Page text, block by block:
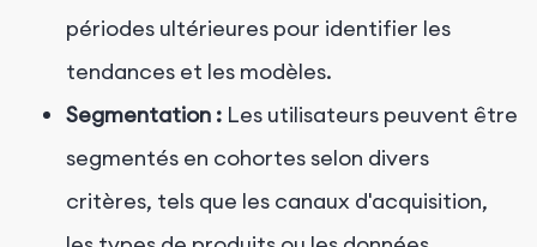
périodes ultérieures pour identifier les
tendances et les modèles.
Segmentation : Les utilisateurs peuvent être
segmentés en cohortes selon divers
critères, tels que les canaux d'acquisition,